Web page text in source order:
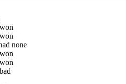
none